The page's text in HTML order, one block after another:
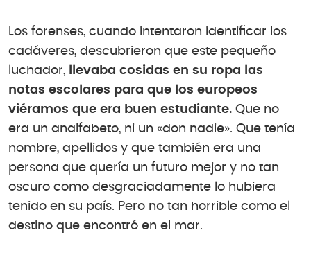
Los forenses, cuando intentaron identificar los
cadáveres, descubrieron que este pequeño
luchador,
llevaba cosidas en su ropa las
notas escolares para que los europeos
viéramos que era buen estudiante. Que no
era un analfabeto, ni un «don nadie». Que tenía
nombre, apellidos y que también era una
persona que quería un futuro mejor y no tan
oscuro como desgraciadamente lo hubiera
tenido en su país. Pero no tan horrible como el
destino que encontró en el mar.